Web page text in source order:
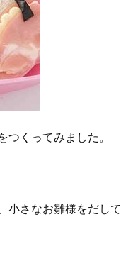
くってみました。
小さなお雛様をだして